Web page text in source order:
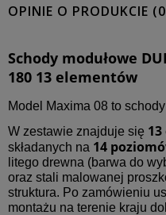
OPINIE O PRODUKCIE
Schody modułowe
180 13 elementów
Model Maxima 08 to schody
W zestawie znajduje się
składanych na 14
litego drewna (barwa do
oraz stali malowanej
struktura. Po zamówieniu
montażu na terenie kraju